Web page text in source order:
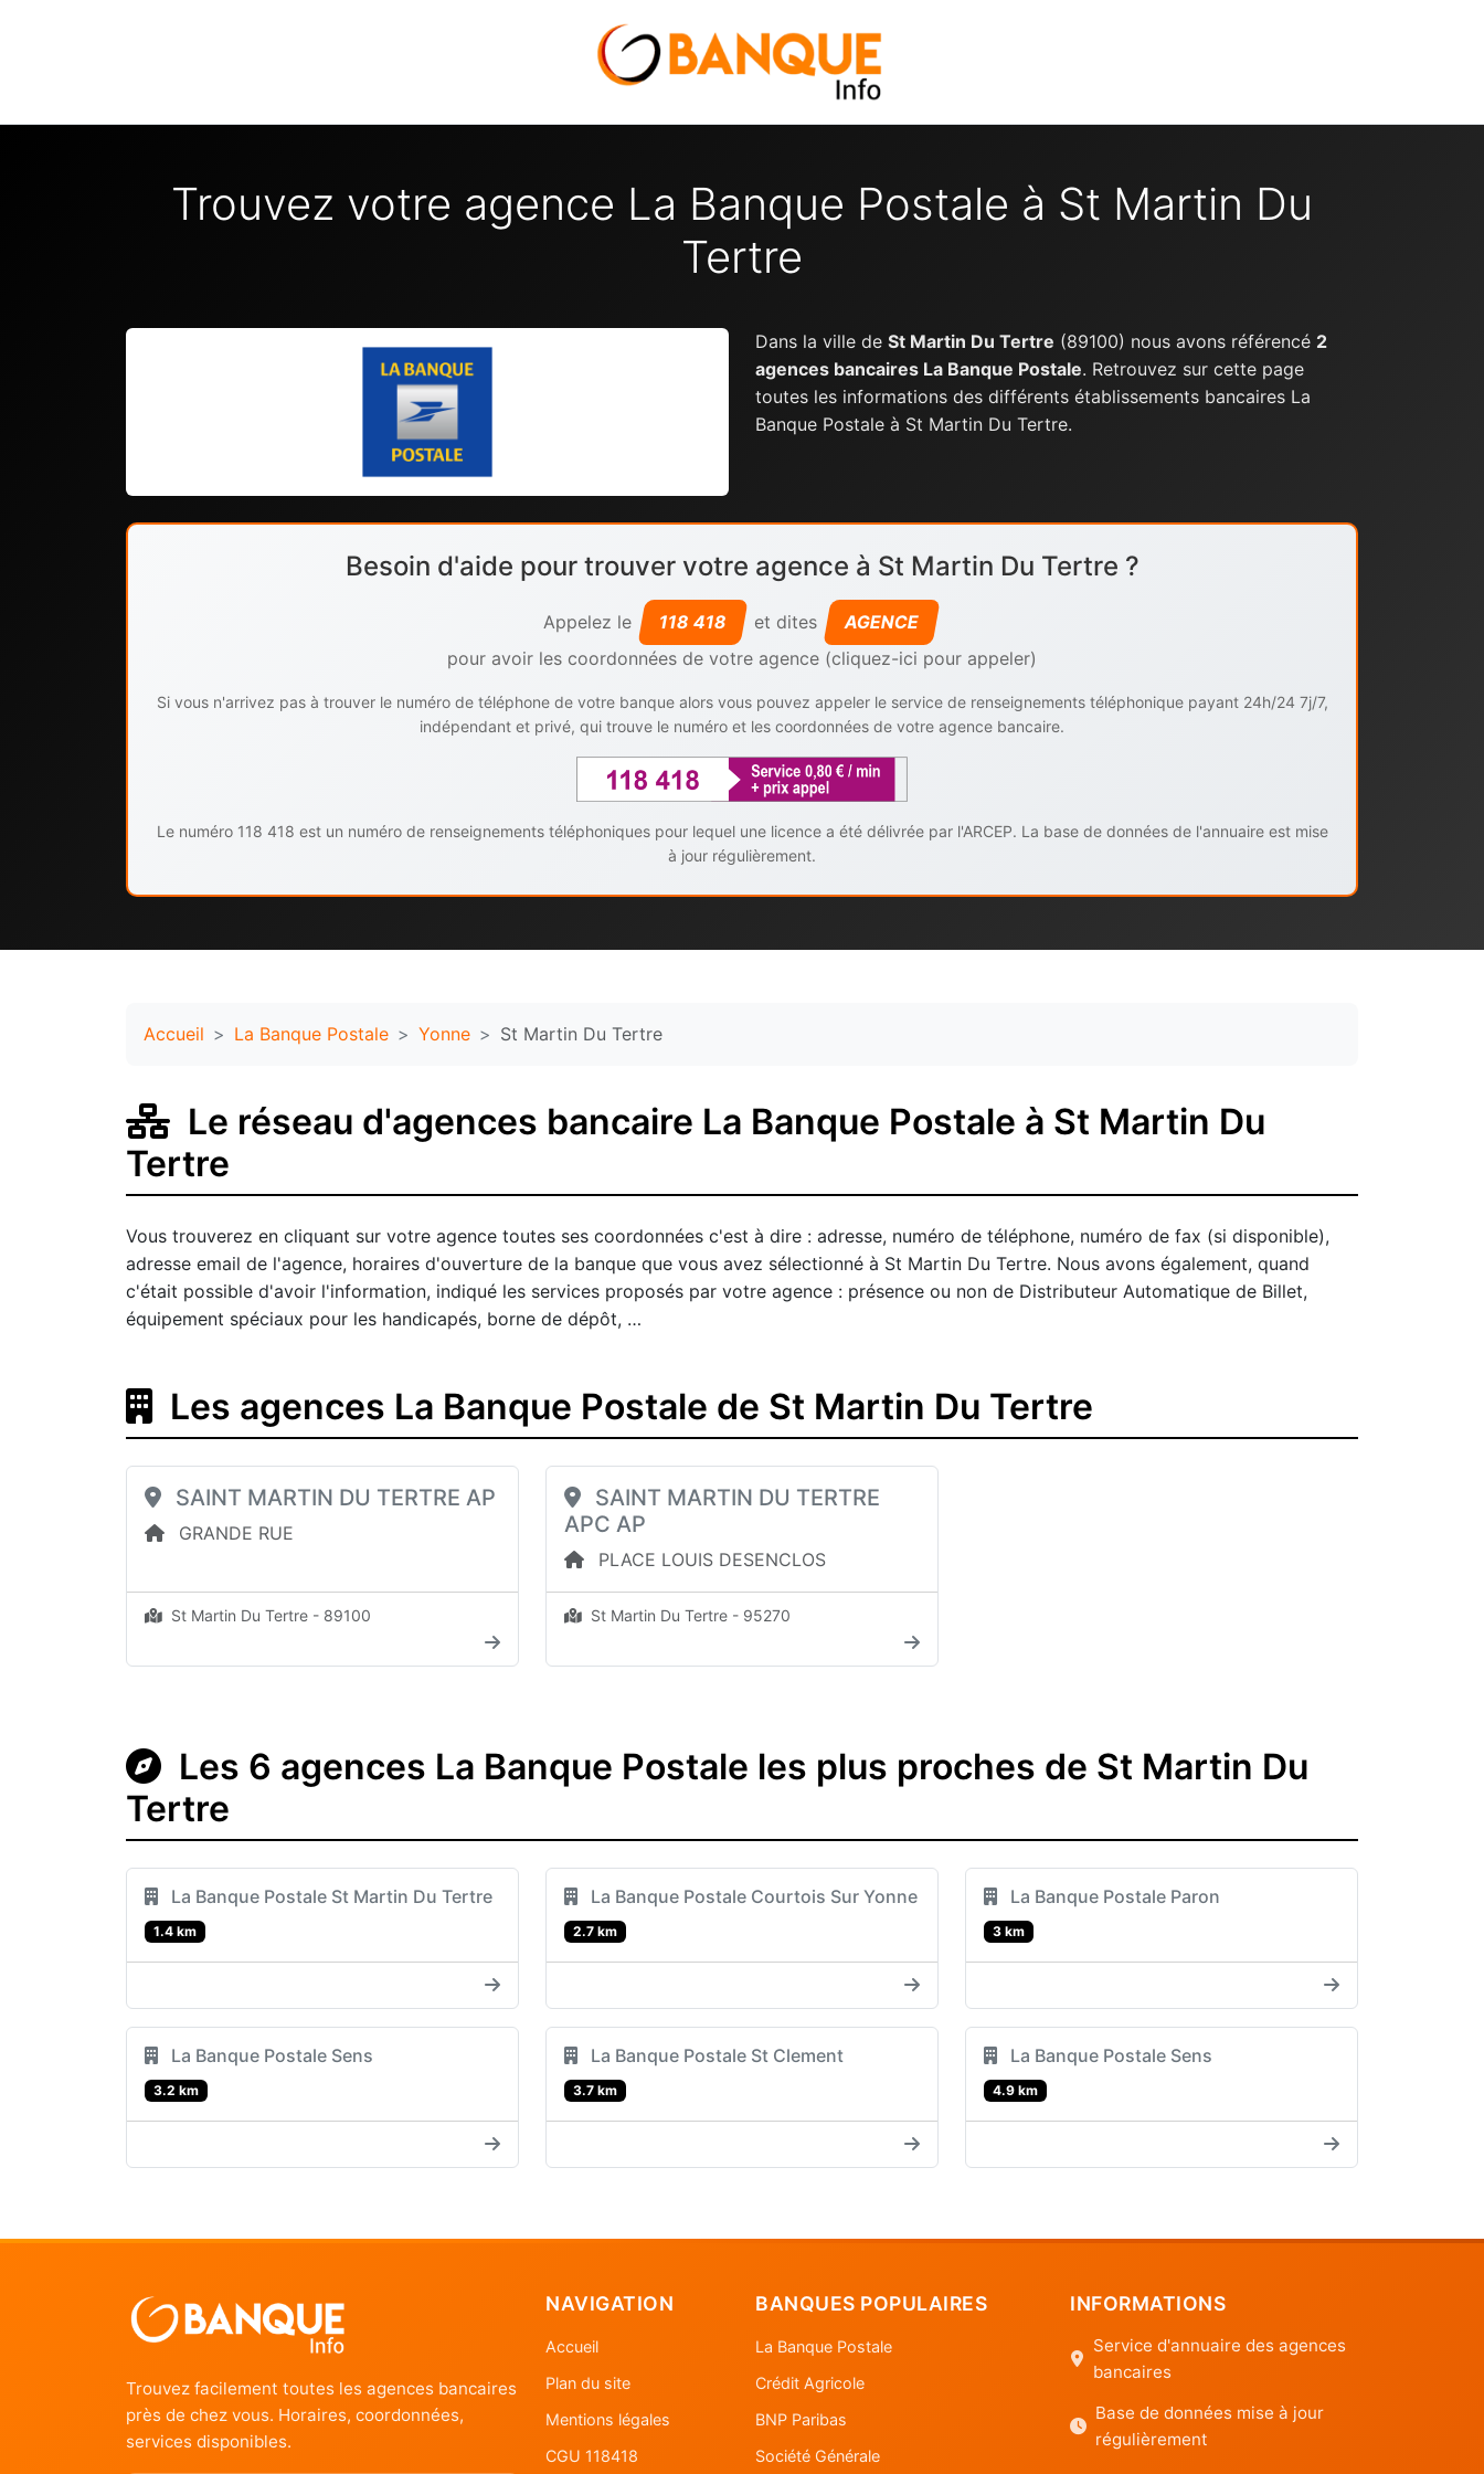
Trouvez votre agence La Banque Postale à St Martin Du
Tertre
Dans la ville de St Martin Du Tertre (89100) nous avons référencé 2
agences bancaires La Banque Postale. Retrouvez sur cette page
toutes les informations des différents établissements bancaires La
Banque Postale à St Martin Du Tertre.
Besoin d'aide pour trouver votre agence à St Martin Du Tertre ?
Appelez le 118 418 et dites
AGENCE
pour avoir les coordonnées de votre agence (cliquez-ici pour appeler)
Si vous n'arrivez pas à trouver le numéro de téléphone de votre banque alors vous pouvez appeler le service de renseignements téléphonique payant 24h/24 7j/7,
indépendant et privé, qui trouve le numéro et les coordonnées de votre agence bancaire.
Le numéro 118 418 est un numéro de renseignements téléphoniques pour lequel une licence a été délivrée par l'ARCEP. La base de données de l'annuaire est mise
à jour régulièrement.
Accueil La Banque Postale Yonne St Martin Du Tertre
Le réseau d'agences bancaire La Banque Postale à St Martin Du
Tertre
Vous trouverez en cliquant sur votre agence toutes ses coordonnées c'est à dire : adresse, numéro de téléphone, numéro de fax (si disponible),
adresse email de l'agence, horaires d'ouverture de la banque que vous avez sélectionné à St Martin Du Tertre. Nous avons également, quand
c'était possible d'avoir l'information, indiqué les services proposés par votre agence : présence ou non de Distributeur Automatique de Billet,
équipement spéciaux pour les handicapés, borne de dépôt, …
Les agences La Banque Postale de St Martin Du Tertre
SAINT MARTIN DU TERTRE AP
GRANDE RUE
St Martin Du Tertre - 89100
SAINT MARTIN DU TERTRE
APC AP
PLACE LOUIS DESENCLOS
St Martin Du Tertre - 95270
Les 6 agences La Banque Postale les plus proches de St Martin Du
Tertre
La Banque Postale St Martin Du Tertre
1.4 km
La Banque Postale Courtois Sur Yonne
2.7 km
La Banque Postale Paron
3 km
La Banque Postale Sens
3.2 km
La Banque Postale St Clement
3.7 km
La Banque Postale Sens
4.9 km
Trouvez facilement toutes les agences bancaires
près de chez vous. Horaires, coordonnées,
services disponibles.
NAVIGATION
Accueil
Plan du site
Mentions légales
CGU 118418
BANQUES POPULAIRES
La Banque Postale
Crédit Agricole
BNP Paribas
Société Générale
INFORMATIONS
Service d'annuaire des agences
bancaires
Base de données mise à jour
régulièrement